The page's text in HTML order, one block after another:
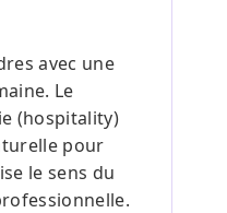
avec une
Le
(hospitality)
pour
le sens du